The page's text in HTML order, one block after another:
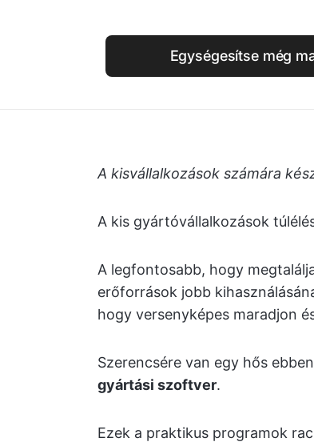
Egységesítse még
A kisvállalkozások számára
A kis gyártóvállalkozások
A legfontosabb, hogy
erőforrások jobb
hogy versenyképes maradjon
Szerencsére van egy hős
gyártási szoftver.
Ezek a praktikus programok